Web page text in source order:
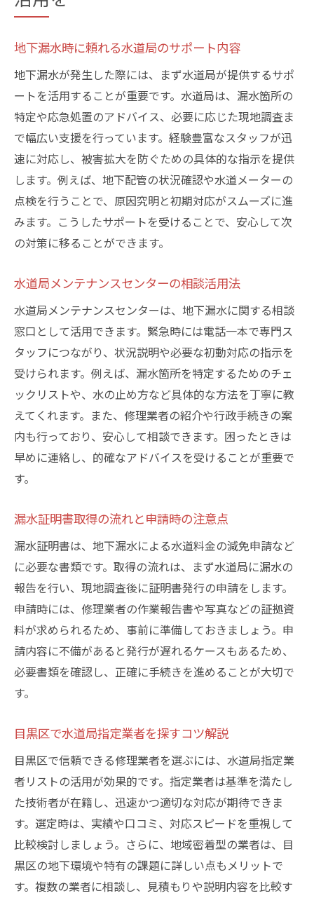
地下漏水時に頼れる水道局のサポート内容
地下漏水が発生した際には、まず水道局が提供するサポ
ートを活用することが重要です。水道局は、漏水箇所の
特定や応急処置のアドバイス、必要に応じた現地調査ま
で幅広い支援を行っています。経験豊富なスタッフが迅
速に対応し、被害拡大を防ぐための具体的な指示を提供
します。例えば、地下配管の状況確認や水道メーターの
点検を行うことで、原因究明と初期対応がスムーズに進
みます。こうしたサポートを受けることで、安心して次
の対策に移ることができます。
水道局メンテナンスセンターの相談活用法
水道局メンテナンスセンターは、地下漏水に関する相談
窓口として活用できます。緊急時には電話一本で専門ス
タッフにつながり、状況説明や必要な初動対応の指示を
受けられます。例えば、漏水箇所を特定するためのチェ
ックリストや、水の止め方など具体的な方法を丁寧に教
えてくれます。また、修理業者の紹介や行政手続きの案
内も行っており、安心して相談できます。困ったときは
早めに連絡し、的確なアドバイスを受けることが重要で
す。
漏水証明書取得の流れと申請時の注意点
漏水証明書は、地下漏水による水道料金の減免申請など
に必要な書類です。取得の流れは、まず水道局に漏水の
報告を行い、現地調査後に証明書発行の申請をします。
申請時には、修理業者の作業報告書や写真などの証拠資
料が求められるため、事前に準備しておきましょう。申
請内容に不備があると発行が遅れるケースもあるため、
必要書類を確認し、正確に手続きを進めることが大切で
す。
目黒区で水道局指定業者を探すコツ解説
目黒区で信頼できる修理業者を選ぶには、水道局指定業
者リストの活用が効果的です。指定業者は基準を満たし
た技術者が在籍し、迅速かつ適切な対応が期待できま
す。選定時は、実績や口コミ、対応スピードを重視して
比較検討しましょう。さらに、地域密着型の業者は、目
黒区の地下環境や特有の課題に詳しい点もメリットで
す。複数の業者に相談し、見積もりや説明内容を比較す